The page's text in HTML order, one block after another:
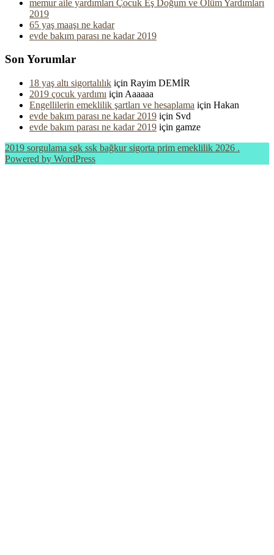
memur aile yardımları Çocuk Eş Doğum ve Ölüm Yardımları
2019
65 yaş maaşı ne kadar
evde bakım parası ne kadar 2019
Son Yorumlar
18 yaş altı sigortalılık için Rayim DEMİR
2019 çocuk yardımı için Aaaaaa
Engellilerin emeklilik şartları ve hesaplama için Hakan
evde bakım parası ne kadar 2019 için Svd
evde bakım parası ne kadar 2019 için gamze
2019 sorgulama sgk ssk bağkur sigorta prim emeklilik 2026 .
Powered by WordPress